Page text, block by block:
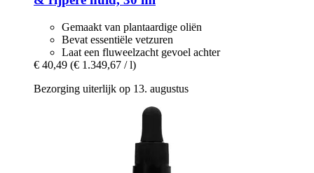
Gemaakt van plantaardige oliën
Bevat essentiële vetzuren
Laat een fluweelzacht gevoel achter
€ 40,49 (€ 1.349,67 / l)
Bezorging uiterlijk op 13. augustus